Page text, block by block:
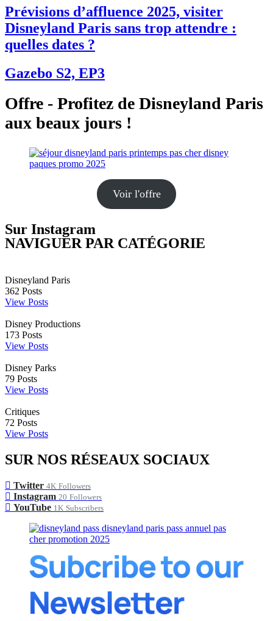
Prévisions d’affluence 2025, visiter
Disneyland Paris sans trop attendre :
quelles dates ?
Gazebo S2, EP3
Offre - Profitez de Disneyland Paris
aux beaux jours !
Voir l'offre
Sur Instagram
NAVIGUER PAR CATÉGORIE
Disneyland Paris
362 Posts
View Posts
Disney Productions
173 Posts
View Posts
Disney Parks
79 Posts
View Posts
Critiques
72 Posts
View Posts
SUR NOS RÉSEAUX SOCIAUX
Twitter 4K Followers
Instagram 20 Followers
YouTube 1K Subscribers